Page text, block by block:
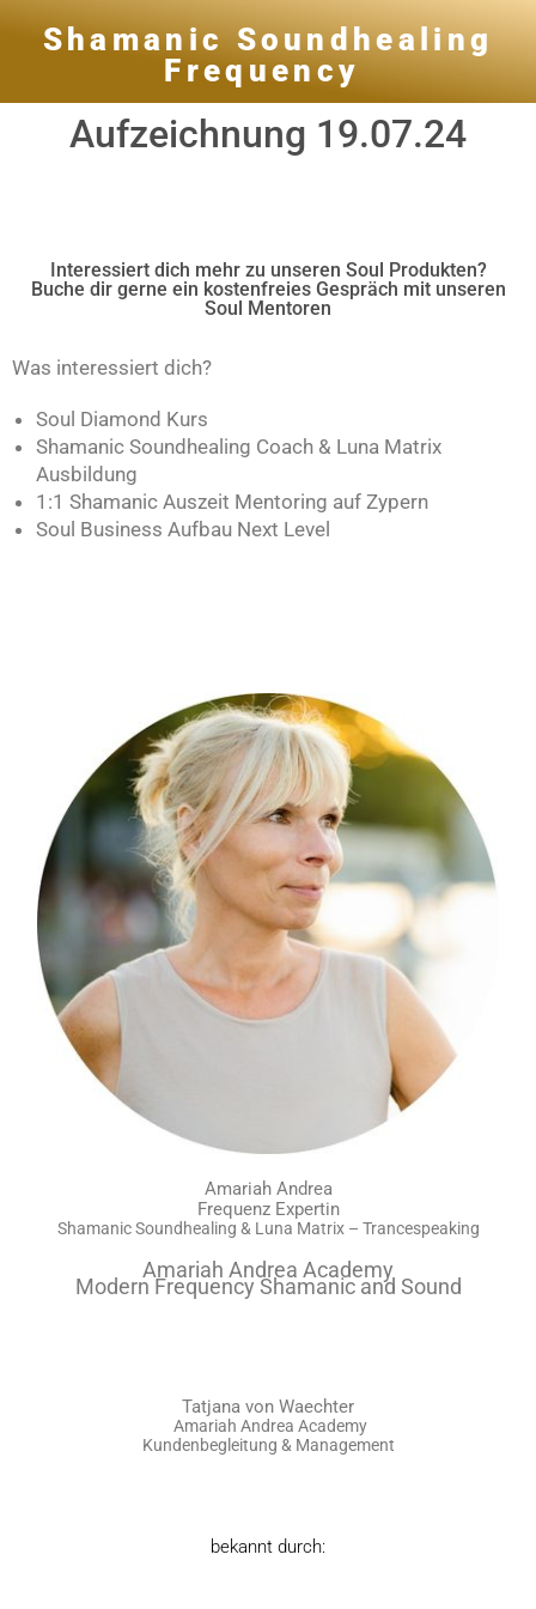
Shamanic Soundhealing
Frequency
Aufzeichnung 19.07.24
Interessiert dich mehr zu unseren Soul Produkten?
Buche dir gerne ein kostenfreies Gespräch mit unseren
Soul Mentoren
Was interessiert dich?
Soul Diamond Kurs
Shamanic Soundhealing Coach & Luna Matrix
Ausbildung
1:1 Shamanic Auszeit Mentoring auf Zypern
Soul Business Aufbau Next Level
Amariah Andrea
Frequenz Expertin
Shamanic Soundhealing & Luna Matrix – Trancespeaking
Amariah Andrea Academy
Modern Frequency Shamanic and Sound
Tatjana von Waechter
Amariah Andrea Academy
Kundenbegleitung & Management
bekannt durch: